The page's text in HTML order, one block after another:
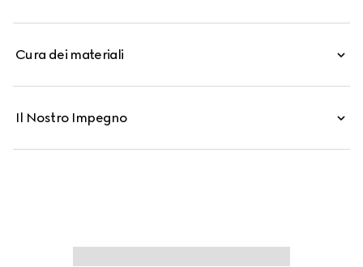
Cura dei materiali
Il Nostro Impegno